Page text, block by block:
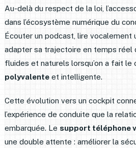
Au-delà du respect de la loi,
dans l’écosystème numérique du
Écouter un podcast, lire vocalement
adapter sa trajectoire en temps réel
fluides et naturels lorsqu’on a fait le
polyvalenteet intelligente.
Cette évolution vers un cockpit
l’expérience de conduite que la
embarquée. Le support téléphone
une double attente : améliorer la